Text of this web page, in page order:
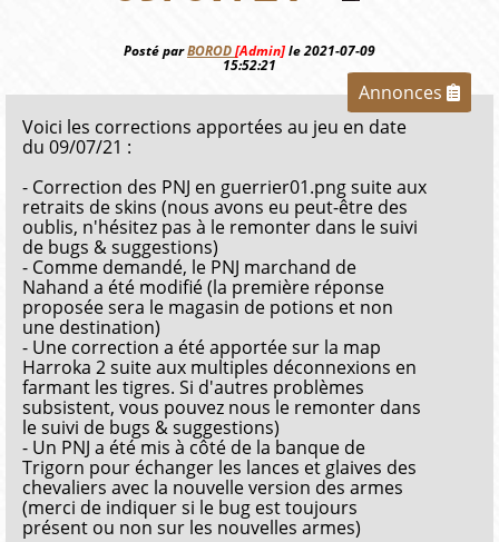
Posté parBOROD[Admin]le 2021-07-09
15:52:21
Annonces
Voici les corrections apportées au jeu en date
du 09/07/21 :
- Correction des PNJ en guerrier01.png suite aux
retraits de skins (nous avons eu peut-être des
oublis, n'hésitez pas à le remonter dans le suivi
de bugs & suggestions)
- Comme demandé, le PNJ marchand de
Nahand a été modifié (la première réponse
proposée sera le magasin de potions et non
une destination)
- Une correction a été apportée sur la map
Harroka 2 suite aux multiples déconnexions en
farmant les tigres. Si d'autres problèmes
subsistent, vous pouvez nous le remonter dans
le suivi de bugs & suggestions)
- Un PNJ a été mis à côté de la banque de
Trigorn pour échanger les lances et glaives des
chevaliers avec la nouvelle version des armes
(merci de indiquer si le bug est toujours
présent ou non sur les nouvelles armes)